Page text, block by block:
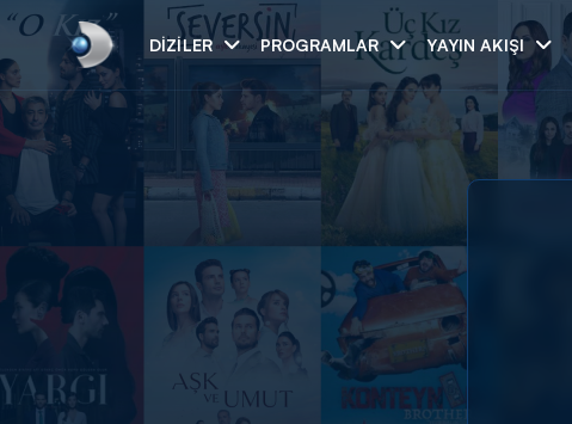
DIZILER PROGRAMLAR YAYIN AKIŞI
Arama